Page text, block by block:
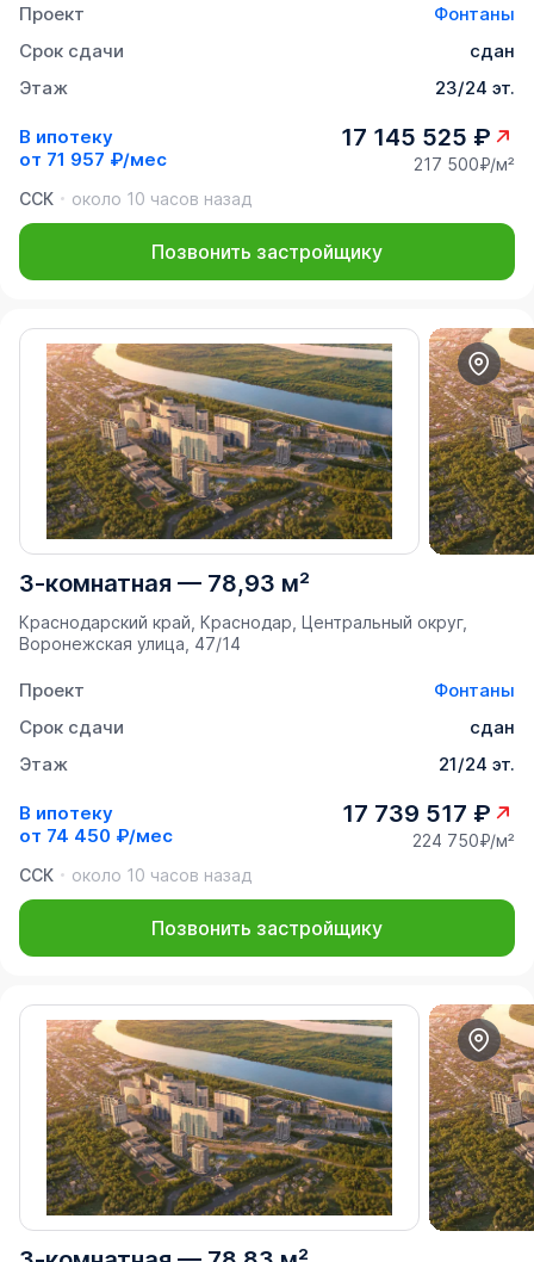
Проект
Фонтаны
Срок сдачи
сдан
Этаж
23/24 эт.
В ипотеку
от 71 957 ₽/мес
17 145 525 ₽
217 500₽/м²
ССК
около 10 часов назад
Позвонить застройщику
3-комнатная — 78,93 м²
Краснодарский край, Краснодар, Центральный округ,
Воронежская улица, 47/14
Проект
Фонтаны
Срок сдачи
сдан
Этаж
21/24 эт.
В ипотеку
от 74 450 ₽/мес
17 739 517 ₽
224 750₽/м²
ССК
около 10 часов назад
Позвонить застройщику